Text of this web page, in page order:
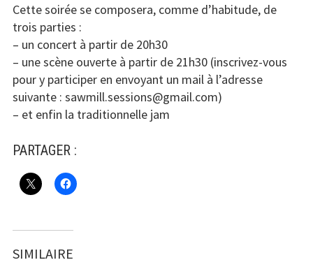
Cette soirée se composera, comme d’habitude, de
trois parties :
– un concert à partir de 20h30
– une scène ouverte à partir de 21h30 (inscrivez-vous
pour y participer en envoyant un mail à l’adresse
suivante : sawmill.sessions@gmail.com)
– et enfin la traditionnelle jam
PARTAGER :
SIMILAIRE